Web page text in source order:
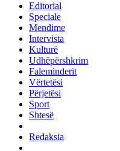
Editorial
Speciale
Mendime
Intervista
Kulturë
Udhëpërshkrim
Faleminderit
Vërtetësi
Përjetësi
Sport
Shtesë
Redaksia